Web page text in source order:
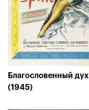
Благословенный дух
(1945)